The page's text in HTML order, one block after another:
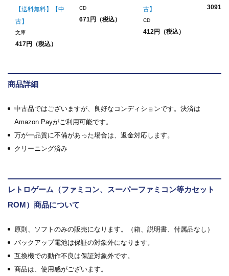
【送料無料】【中
古】
文庫
417円（税込）
CD
671円（税込）
古】
CD
412円（税込）
3091円
商品詳細
中古品ではございますが、良好なコンディションです。決済は
Amazon Payがご利用可能です。
万が一品質に不備があった場合は、返金対応します。
クリーニング済み
レトロゲーム（ファミコン、スーパーファミコン等カセット
ROM）商品について
原則、ソフトのみの販売になります。（箱、説明書、付属品なし）
バックアップ電池は保証の対象外になります。
互換機での動作不良は保証対象外です。
商品は、使用感がございます。